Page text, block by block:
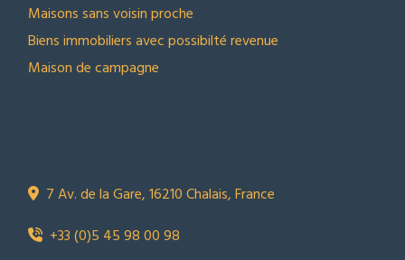
Maisons sans voisin proche
Biens immobiliers avec possibilté revenue
Maison de campagne
7 Av. de la Gare, 16210 Chalais, France
+33 (0)5 45 98 00 98